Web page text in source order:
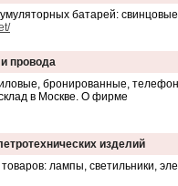
батарей:
провода
бронированные,
в Москве. О фирме
изделий
лампы, светильники,